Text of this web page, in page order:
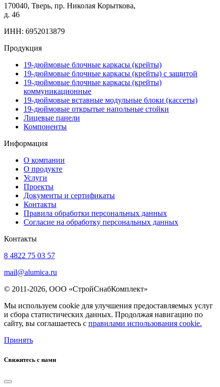
170040, Тверь, пр. Николая Корыткова,
д. 46
ИНН: 6952013879
Продукция
19-дюймовые блочные каркасы (крейты)
19-дюймовые блочные каркасы (крейты) с защитой
19-дюймовые блочные каркасы (крейты)
коммуникационные
19-дюймовые вставные модульные блоки (кассеты)
19-дюймовые открытые напольные стойки
Лицевые панели
Компоненты
Информация
О компании
О продукте
Услуги
Проекты
Документы и сертификаты
Контакты
Правила обработки персональных данных
Согласие на обработку персональных данных
Контакты
8 4822 75 03 57
mail@alumica.ru
© 2011-2026, ООО «СтройСнабКомплект»
Мы используем cookie для улучшения предоставляемых услуг
и сбора статистических данных. Продолжая навигацию по
сайту, вы соглашаетесь с правилами использования cookie.
Принять
Свяжитесь с нами